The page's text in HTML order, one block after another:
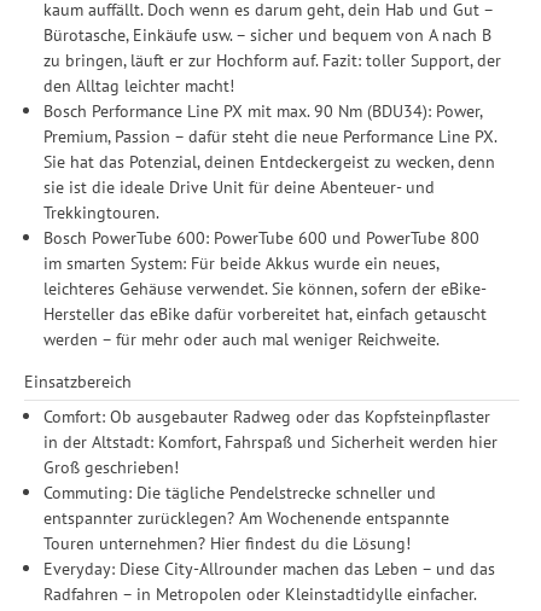
kaum auffällt. Doch wenn es darum geht, dein Hab und Gut –
Bürotasche, Einkäufe usw. – sicher und bequem von A nach B
zu bringen, läuft er zur Hochform auf. Fazit: toller Support, der
den Alltag leichter macht!
Bosch Performance Line PX mit max. 90 Nm (BDU34): Power,
Premium, Passion – dafür steht die neue Performance Line PX.
Sie hat das Potenzial, deinen Entdeckergeist zu wecken, denn
sie ist die ideale Drive Unit für deine Abenteuer- und
Trekkingtouren.
Bosch PowerTube 600: PowerTube 600 und PowerTube 800
im smarten System: Für beide Akkus wurde ein neues,
leichteres Gehäuse verwendet. Sie können, sofern der eBike-
Hersteller das eBike dafür vorbereitet hat, einfach getauscht
werden – für mehr oder auch mal weniger Reichweite.
Einsatzbereich
Comfort: Ob ausgebauter Radweg oder das Kopfsteinpflaster
in der Altstadt: Komfort, Fahrspaß und Sicherheit werden hier
Groß geschrieben!
Commuting: Die tägliche Pendelstrecke schneller und
entspannter zurücklegen? Am Wochenende entspannte
Touren unternehmen? Hier findest du die Lösung!
Everyday: Diese City-Allrounder machen das Leben – und das
Radfahren – in Metropolen oder Kleinstadtidylle einfacher.